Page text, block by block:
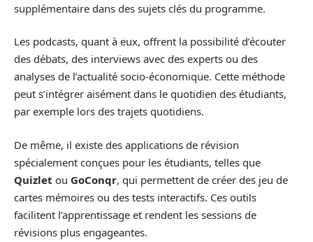
supplémentaire dans des sujets clés du programme.
Les podcasts, quant à eux, offrent la possibilité d’écouter
des débats, des interviews avec des experts ou des
analyses de l’actualité socio-économique. Cette méthode
peut s’intégrer aisément dans le quotidien des étudiants,
par exemple lors des trajets quotidiens.
De même, il existe des applications de révision
spécialement conçues pour les étudiants, telles que
Quizlet ou GoConqr, qui permettent de créer des jeu de
cartes mémoires ou des tests interactifs. Ces outils
facilitent l’apprentissage et rendent les sessions de
révisions plus engageantes.